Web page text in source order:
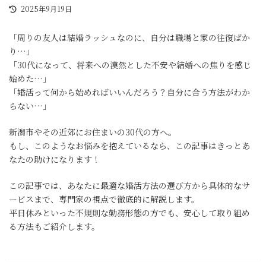
最
新
日
時
2025年9月19日
「周りの友人は結婚ラッシュなのに、自分は職場と家の往復ばか
り…」
「30代になって、将来への漠然とした不安や結婚への焦りを感じ
始めた…」
「婚活って何から始めればいいんだろう？自分に合う方法がわか
らない…」
新潟市やその近郊にお住まいの30代の方へ。
もし、このようなお悩みを抱えているなら、この記事はきっとあ
なたの助けになります！
この記事では、あなたに最適な婚活方法の選び方から具体的なサ
ービスまで、専門家の視点で徹底的に解説します。
平日休みといった不規則な勤務形態の方でも、安心して取り組め
る方法もご紹介します。